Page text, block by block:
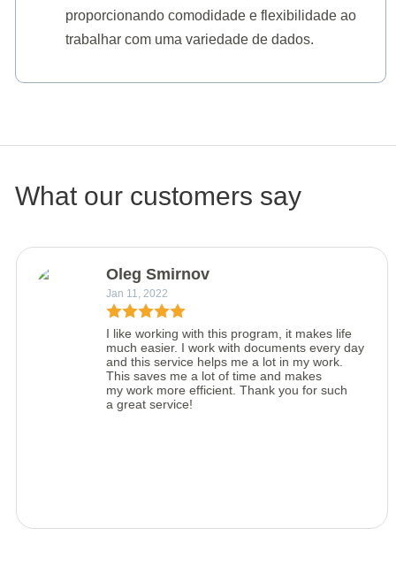
proporcionando comodidade e flexibilidade ao
trabalhar com uma variedade de dados.
What our customers say
Oleg Smirnov
Jan 11, 2022
I like working with this program, it makes life
much easier. I work with documents every day
and this service helps me a lot in my work.
This saves me a lot of time and makes
my work more efficient. Thank you for such
a great service!